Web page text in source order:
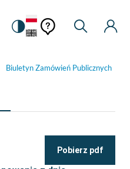
Ustawienia
Zmiana
na
kontrastową
Pomoc
kontekstowa
Pomoc
Moje
Biuletyn Zamówień Publicznych
Pobierz pdf